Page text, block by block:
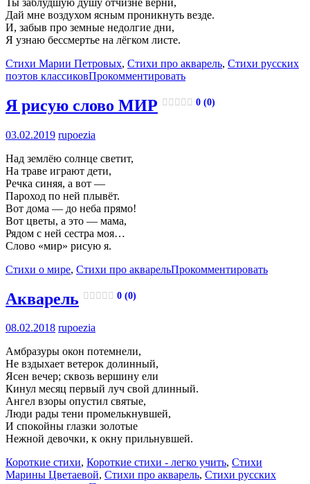
Дай мне воздухом ясным проникнуть везде.
И, забыв про земные недолгие дни,
Я узнаю бессмертье на лёгком листе.
Стихи Марии Петровых, Стихи про акварель, Стихи русских
поэтов классиковПрокомментировать
Я рисую слово МИР 0 (0)
03.02.2019 rupoezia
Над землёю солнце светит,
На траве играют дети,
Речка синяя, а вот —
Пароход по ней плывёт.
Вот дома — до неба прямо!
Вот цветы, а это — мама,
Рядом с ней сестра моя…
Слово «мир» рисую я.
Стихи о мире, Стихи про акварельПрокомментировать
Акварель 0 (0)
08.02.2018 rupoezia
Амбразуры окон потемнели,
Не вздыхает ветерок долинный,
Ясен вечер; сквозь вершину ели
Кинул месяц первый луч свой длинный.
Ангел взоры опустил святые,
Люди рады тени промелькнувшей,
И спокойны глазки золотые
Нежной девочки, к окну прильнувшей.
Короткие стихи, Короткие стихи - легко учить, Стихи
Марины Цветаевой, Стихи про акварель, Стихи русских